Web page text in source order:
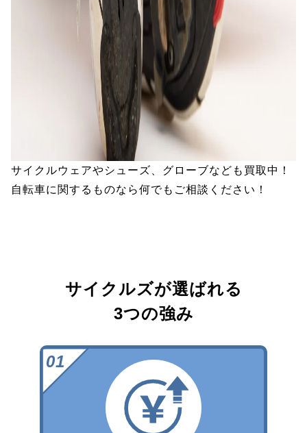
サイクルウェアやシューズ、グローブなども買取中！
自転車に関するものなら何でもご相談ください！
サイクルズが選ばれる
3つの強み